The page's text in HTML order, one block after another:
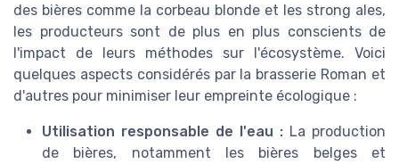
des bières comme la corbeau blonde et les strong ales,
les producteurs sont de plus en plus conscients de
l'impact de leurs méthodes sur l'écosystème. Voici
quelques aspects considérés par la brasserie Roman et
d'autres pour minimiser leur empreinte écologique :
Utilisation responsable de l'eau : La production
de bières, notamment les bières belges et